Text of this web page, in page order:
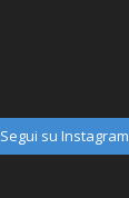
Segui su Instagram